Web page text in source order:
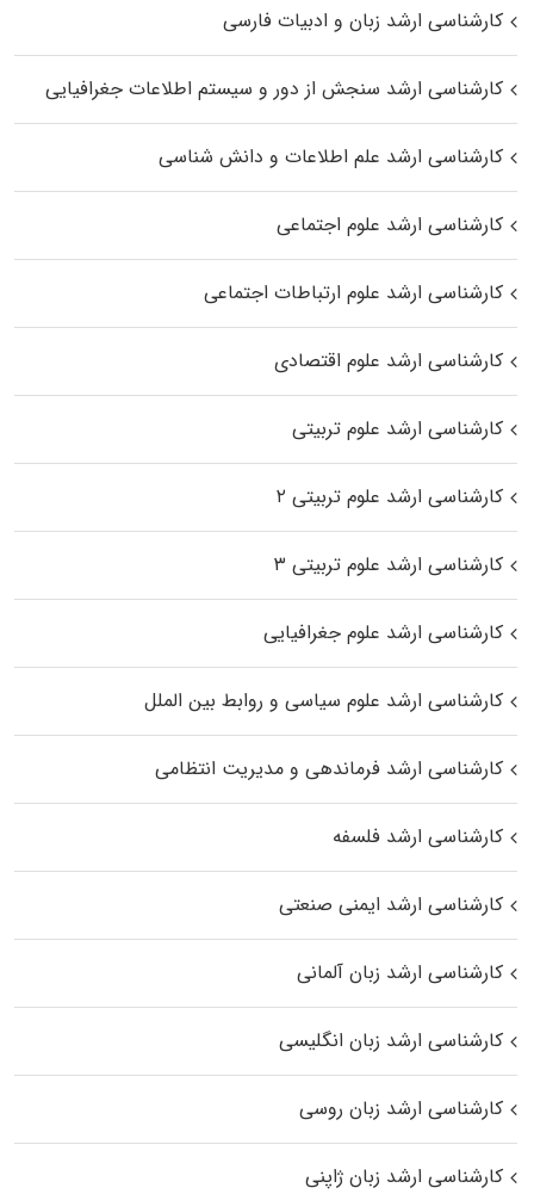
کارشناسی ارشد زبان و ادبیات فارسی
کارشناسی ارشد سنجش از دور و سیستم اطلاعات جغرافیایی
کارشناسی ارشد علم اطلاعات و دانش شناسی
کارشناسی ارشد علوم اجتماعی
کارشناسی ارشد علوم ارتباطات اجتماعی
کارشناسی ارشد علوم اقتصادی
کارشناسی ارشد علوم تربیتی
کارشناسی ارشد علوم تربیتی ۲
کارشناسی ارشد علوم تربیتی ۳
کارشناسی ارشد علوم جغرافیایی
کارشناسی ارشد علوم سیاسی و روابط بین الملل
کارشناسی ارشد فرماندهی و مدیریت انتظامی
کارشناسی ارشد فلسفه
کارشناسی ارشد ایمنی صنعتی
کارشناسی ارشد زبان آلمانی
کارشناسی ارشد زبان انگلیسی
کارشناسی ارشد زبان روسی
کارشناسی ارشد زبان ژاپنی